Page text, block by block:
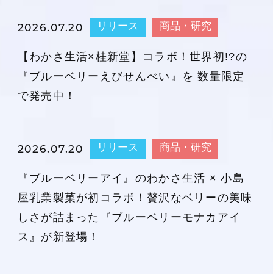
2026.07.20 リリース 商品・研究
【わかさ生活×桂新堂】コラボ！世界初!?の
『ブルーベリーえびせんべい』を 数量限定
で発売中！
2026.07.20 リリース 商品・研究
『ブルーベリーアイ』のわかさ生活 × 小島
屋乳業製菓が初コラボ！贅沢なベリーの美味
しさが詰まった『ブルーベリーモナカアイ
ス』が新登場！